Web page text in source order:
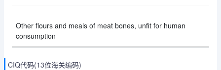
Other flours and meals of meat bones, unfit for human
consumption
CIQ代码(13位海关编码)